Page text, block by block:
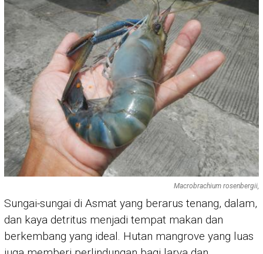
Macrobrachium rosenbergii,
Sungai-sungai di Asmat yang berarus tenang, dalam,
dan kaya detritus menjadi tempat makan dan
berkembang yang ideal. Hutan mangrove yang luas